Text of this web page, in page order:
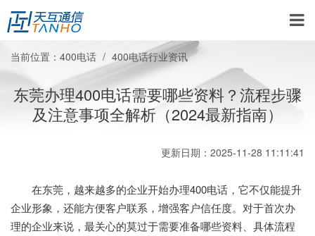
当前位置： 400电话 400电话行业资讯
东莞办理400电话需要哪些资料？流程步骤
及注意事项全解析（2024最新指南）
更新日期：2025-11-28 11:11:41
在东莞，越来越多的企业开始办理400电话，它不仅能提升
企业形象，还能方便客户联系，增强客户信任度。对于首次办
理的企业来说，最关心的莫过于需要准备哪些资料、具体流程